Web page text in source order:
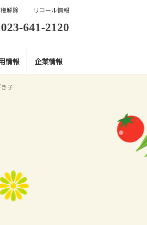
023-641-2120
情報 企業情報
解除 リコール情報
子